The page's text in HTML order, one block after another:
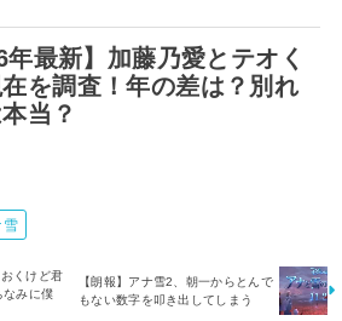
年最新】加藤乃愛とテオく
を調査！年の差は？別れ
当？
雪
くけど君
なみに僕
【朗報】アナ雪2、朝一からとんで
もない数字を叩き出してしまう